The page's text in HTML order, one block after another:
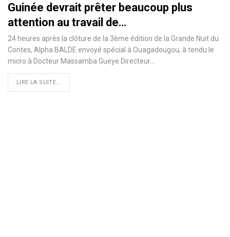
Guinée devrait prêter beaucoup plus
attention au travail de…
24 heures après la clôture de la 3ème édition de la Grande Nuit du
Contes, Alpha BALDE envoyé spécial à Ouagadougou, à tendu le
micro à Docteur Massamba Gueye Directeur…
LIRE LA SUITE...